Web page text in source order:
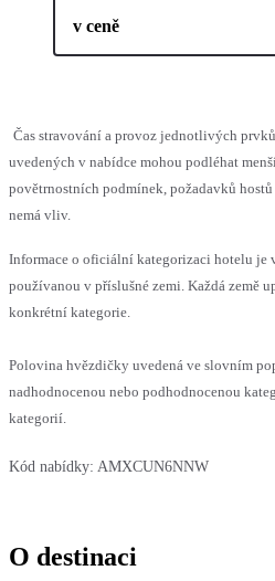
v ceně
Čas stravování a provoz jednotlivých
uvedených v nabídce mohou podléhat
povětrnostních podmínek, požadavků
nemá vliv.
Informace o oficiální kategorizaci hotelu je
používanou v příslušné zemi. Každá země
konkrétní kategorie.
Polovina hvězdičky uvedená ve slovním
nadhodnocenou nebo podhodnocenou
kategorií.
Kód nabídky: AMXCUN6NNW
O destinaci